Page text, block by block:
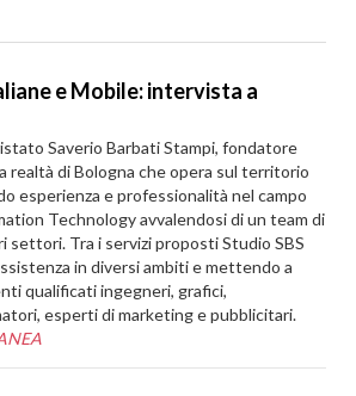
e Mobile: intervista a
Saverio Barbati Stampi, fondatore
realtà di Bologna che opera sul territorio
esperienza e professionalità nel campo
Technology avvalendosi di un team di
settori. Tra i servizi proposti Studio SBS
in diversi ambiti e mettendo a
qualificati ingegneri, grafici,
esperti di marketing e pubblicitari.